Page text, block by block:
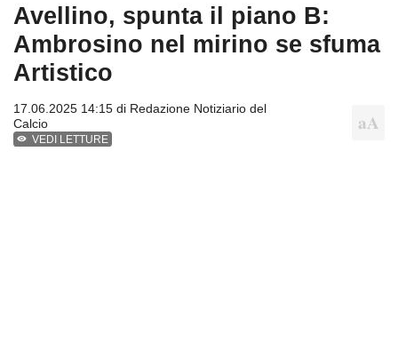
Avellino, spunta il piano B:
Ambrosino nel mirino se sfuma
Artistico
17.06.2025 14:15 di Redazione Notiziario del
Calcio
VEDI LETTURE